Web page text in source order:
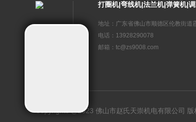
打圈机|弯线机|法兰机|弹簧机|
地址：广东省佛山市顺德区伦教街道
电话：13928290078
邮箱：tc@zs9008.com
Copyrights @2023 佛山市赵氏天崇机电有限公司 版